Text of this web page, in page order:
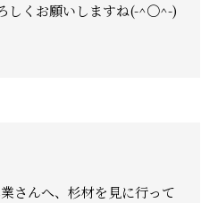
くお願いしますね(-^〇^-)
さんへ、杉材を見に行って